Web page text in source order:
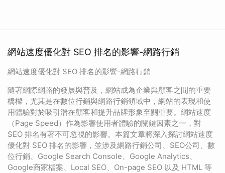
網站速度優化對 SEO 排名的影響-網路行銷
網站速度優化對 SEO 排名的影響-網路行銷
隨著網際網路的發展與普及，網站成為企業與顧客之間的重要
橋樑，尤其是在數位行銷與網路行銷領域中，網站的表現和使
用體驗對於吸引潛在顧客和提升品牌形象至關重要。網站速度
（Page Speed）作為影響使用者體驗的關鍵因素之一，對
SEO 排名有著不可忽視的影響。本篇文章將深入探討網站速度
優化對 SEO 排名的影響，並涉及網路行銷公司、SEO公司、數
位行銷、Google Search Console、Google Analytics、
Google商家檔案、Local SEO、On-page SEO 以及 HTML 等